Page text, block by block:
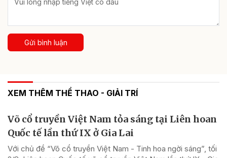
Gửi bình luận
XEM THÊM THỂ THAO - GIẢI TRÍ
Võ cổ truyền Việt Nam tỏa sáng tại Liên hoan
Quốc tế lần thứ IX ở Gia Lai
Với chủ đề “Võ cổ truyền Việt Nam - Tinh hoa ngời sáng”, tối